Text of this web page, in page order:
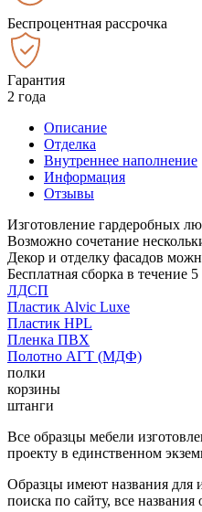
Беспроцентная рассрочка
Гарантия
2 года
Описание
Отделка
Внутреннее наполнение
Информация
Отзывы
Изготовление гардеробных
Возможно сочетание
Декор и отделку фасадов
Бесплатная сборка в течение
ЛДСП
Пластик Alvic Luxe
Пластик HPL
Пленка ПВХ
Полотно АГТ (МДФ)
полки
корзины
штанги
Все образцы мебели
проекту в единственном
Образцы имеют названия для
поиска по сайту, все названия